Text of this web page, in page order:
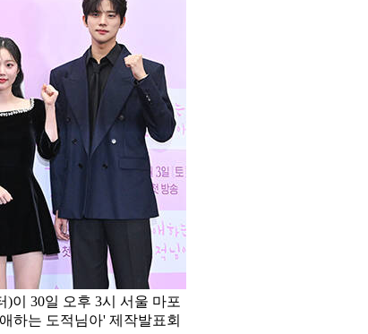
이 30일 오후 3시 서울 마포
하는 도적님아' 제작발표회